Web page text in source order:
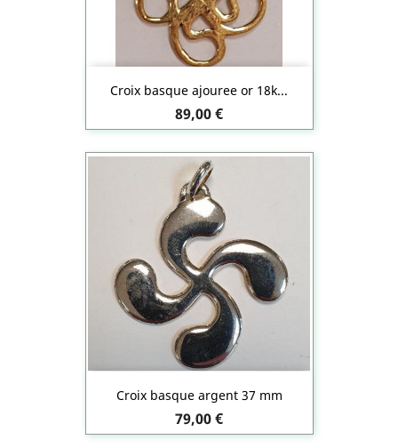
Croix basque ajouree or 18k...
Prix
89,00 €
Croix basque argent 37 mm
Prix
79,00 €